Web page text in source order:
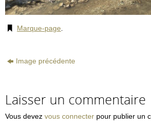
Marque-page.
Image précédente
Laisser un commentaire
Vous devez vous connecter pour publier un